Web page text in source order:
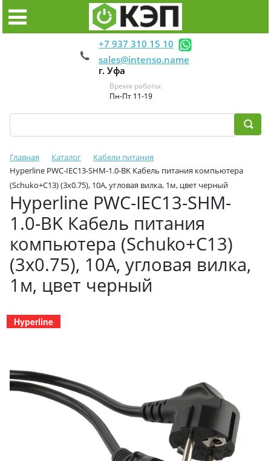
+7 937 310 15 10
sales@intenso.name
г. Уфа
Время работы:
Пн-Пт 11-19
Главная Каталог
Кабели питания
Hyperline PWC-IEC13-SHM-1.0-BK Кабель питания компьютера
(Schuko+C13) (3x0.75), 10A, угловая вилка, 1м, цвет черный
Hyperline PWC-IEC13-SHM-
1.0-BK Кабель питания
компьютера (Schuko+C13)
(3x0.75), 10A, угловая вилка,
1м, цвет черный
Hyperline